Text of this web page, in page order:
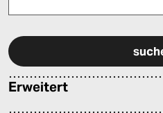
Erweitert